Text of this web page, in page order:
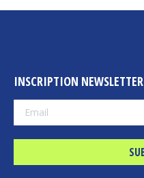
INSCRIPTION NEWSLETTER